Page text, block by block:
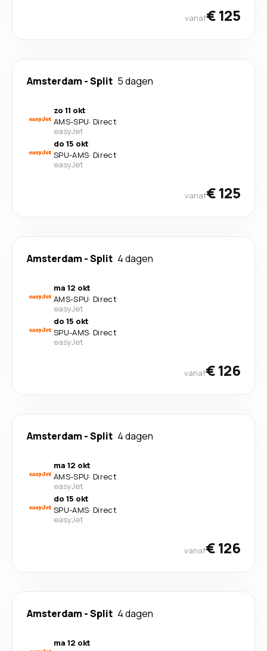
vanaf€ 125
Amsterdam -Split 5 dagen
zo 11 okt
AMS-SPU· Direct
easyJet
do 15 okt
SPU-AMS· Direct
easyJet
vanaf€ 125
Amsterdam -Split 4 dagen
ma 12 okt
AMS-SPU· Direct
easyJet
do 15 okt
SPU-AMS· Direct
easyJet
vanaf€ 126
Amsterdam -Split 4 dagen
ma 12 okt
AMS-SPU· Direct
easyJet
do 15 okt
SPU-AMS· Direct
easyJet
vanaf€ 126
Amsterdam -Split 4 dagen
ma 12 okt